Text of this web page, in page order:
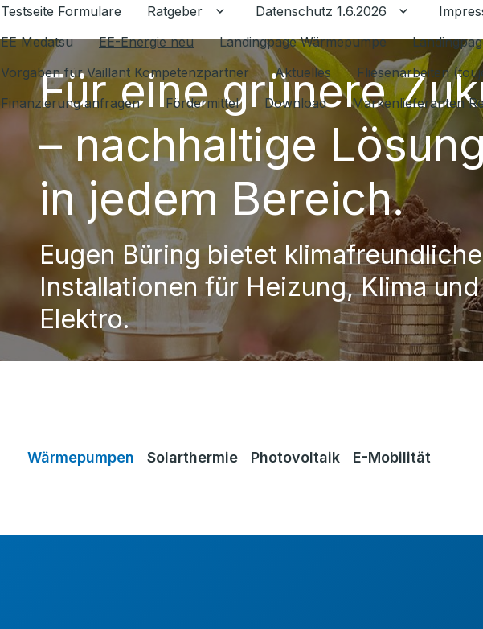
Testseite Formulare Ratgeber Untermenü für Ratgeber umschalten
Datenschutz 1.6.2026 Untermenü
EE Medatsu
EE-Energie neu Landingpage Wärmepumpe
Vorgaben für Vaillant Kompetenzpartner
Aktuelles
Fliesenarbeiten
Finanzierung anfragen
Fördermittel Download Markenlieferanten
Für eine grünere
– nachhaltige
in jedem Bereich.
Eugen Büring bietet klimafreundliche
Installationen für Heizung, Klima und
Elektro.
Wärmepumpen Solarthermie Photovoltaik E-Mobilität